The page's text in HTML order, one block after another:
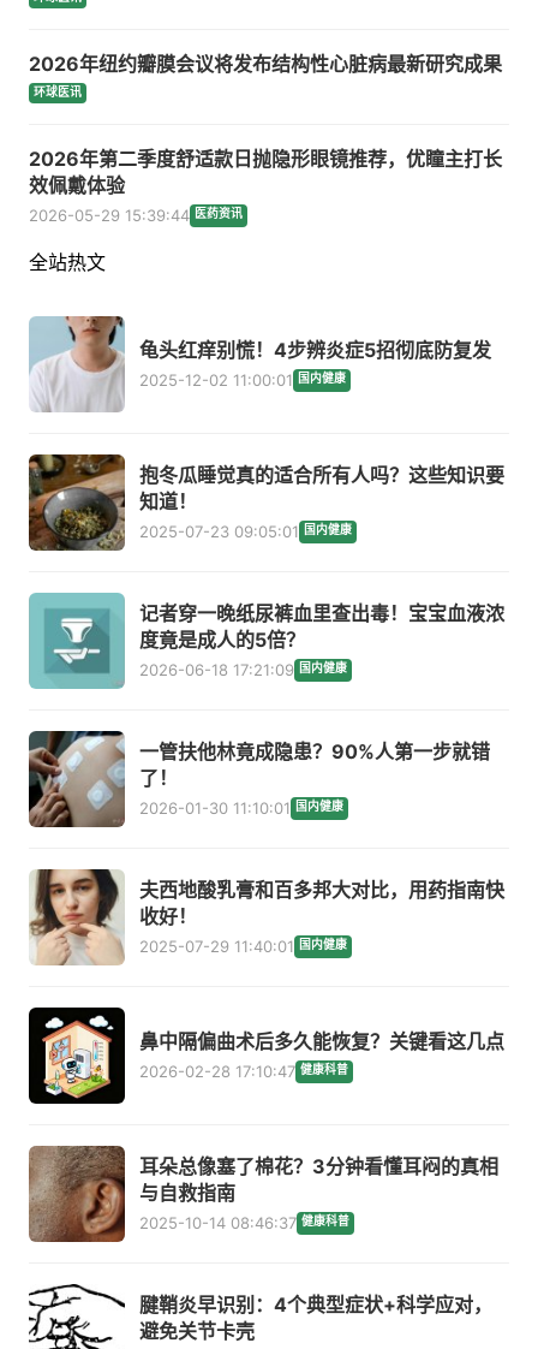
2026年纽约瓣膜会议将发布结构性心脏病最新研究成果
环球医讯
2026年第二季度舒适款日抛隐形眼镜推荐，优瞳主打长
效佩戴体验
2026-05-29 15:39:44 医药资讯
全站热文
龟头红痒别慌！4步辨炎症5招彻底防复发
2025-12-02 11:00:01 国内健康
抱冬瓜睡觉真的适合所有人吗？这些知识要
知道！
2025-07-23 09:05:01 国内健康
记者穿一晚纸尿裤血里查出毒！宝宝血液浓
度竟是成人的5倍？
2026-06-18 17:21:09 国内健康
一管扶他林竟成隐患？90%人第一步就错
了！
2026-01-30 11:10:01 国内健康
夫西地酸乳膏和百多邦大对比，用药指南快
收好！
2025-07-29 11:40:01 国内健康
鼻中隔偏曲术后多久能恢复？关键看这几点
2026-02-28 17:10:47 健康科普
耳朵总像塞了棉花？3分钟看懂耳闷的真相
与自救指南
2025-10-14 08:46:37 健康科普
腱鞘炎早识别：4个典型症状+科学应对，
避免关节卡壳